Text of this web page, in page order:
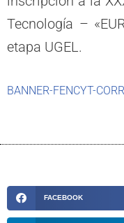
Tecnología –
etapa UGEL.
BANNER-FENCYT-
FACEBOOK